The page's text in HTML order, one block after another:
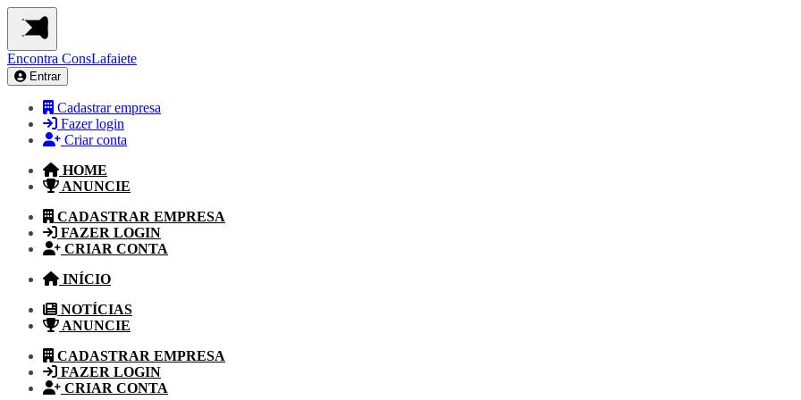
Encontra ConsLafaiete
Entrar
Cadastrar empresa
Fazer login
Criar conta
HOME
ANUNCIE
CADASTRAR EMPRESA
FAZER LOGIN
CRIAR CONTA
INÍCIO
NOTÍCIAS
ANUNCIE
CADASTRAR EMPRESA
FAZER LOGIN
CRIAR CONTA